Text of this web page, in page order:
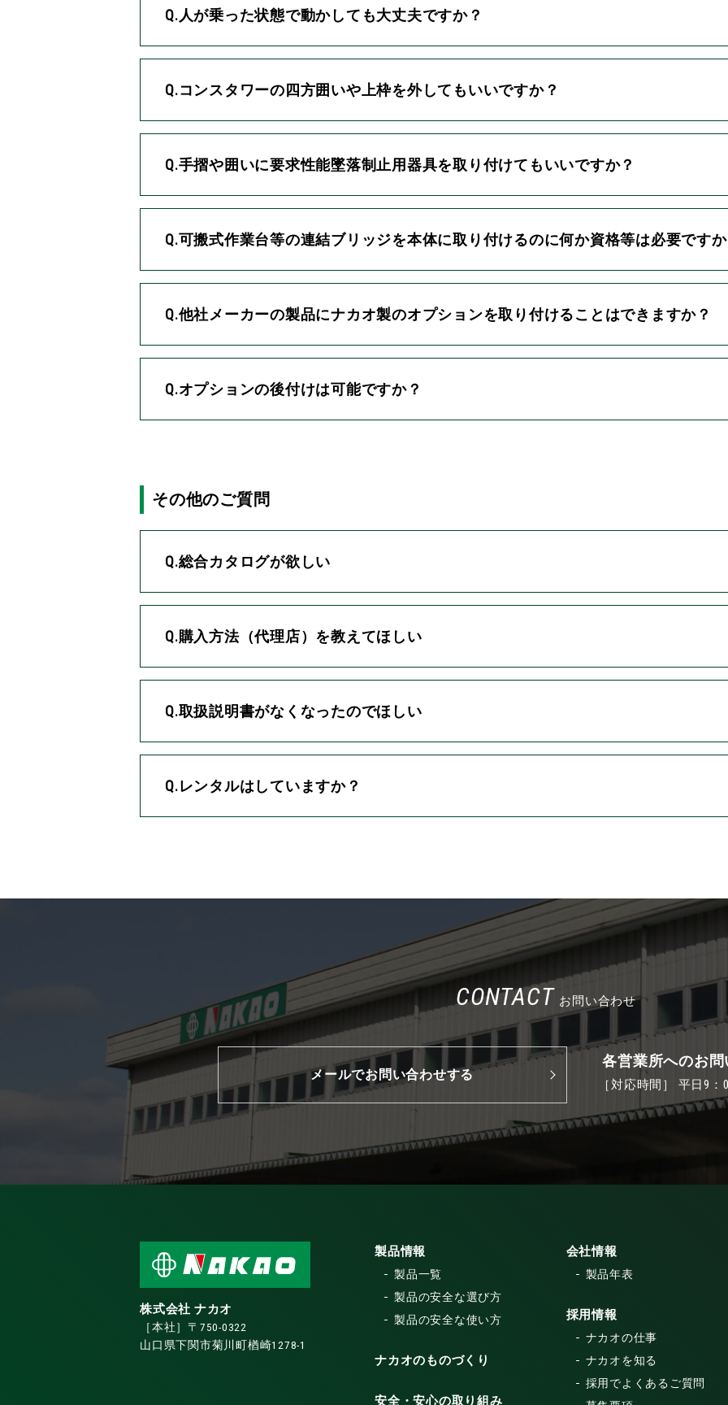
Q.人が乗った状態で動かしても大丈夫ですか？
Q.コンスタワーの四方囲いや上枠を外してもいいですか？
Q.手摺や囲いに要求性能墜落制止用器具を取り付けてもいいですか？
Q.可搬式作業台等の連結ブリッジを本体に取り付けるのに何か資格等は必要で
Q.他社メーカーの製品にナカオ製のオプションを取り付けることはできますか？
Q.オプションの後付けは可能ですか？
その他のご質問
Q.総合カタログが欲しい
Q.購入方法（代理店）を教えてほしい
Q.取扱説明書がなくなったのでほしい
Q.レンタルはしていますか？
CONTACT お問い合わせ
メールでお問い合わせする
各営業所へのお
［対応時間］ 平日9：
株式会社 ナカオ
［本社］〒750-0322
山口県下関市菊川町楢崎1278-1
製品情報
製品一覧
製品の安全な選び方
製品の安全な使い方
ナカオのものづくり
安全・安心の取り組み
会社情報
製品年表
採用情報
ナカオの仕事
ナカオを知る
採用でよくあるご質問